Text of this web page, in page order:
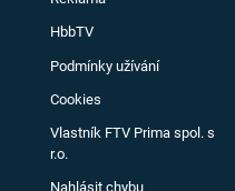
HbbTV
Podmínky užívání
Cookies
Vlastník FTV Prima spol. s
r.o.
Nahlásit chybu